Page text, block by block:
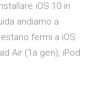
iOS 10 in
andiamo a
fermi a iOS
Air (1a gen), iPod